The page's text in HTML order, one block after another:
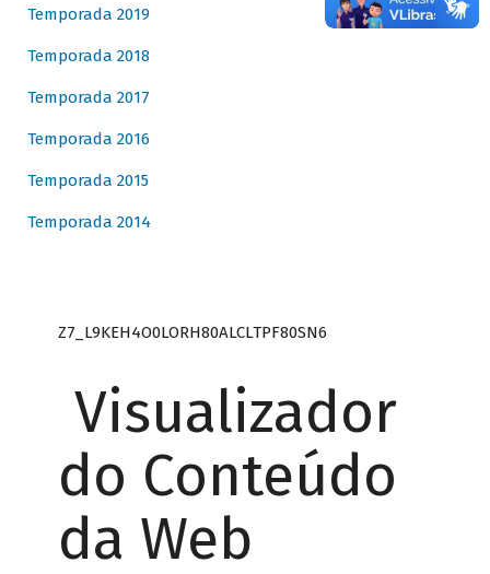
Temporada 2019
Temporada 2018
Temporada 2017
Temporada 2016
Temporada 2015
Temporada 2014
Z7_L9KEH4O0LORH80ALCLTPF80SN6
Visualizador
do Conteúdo
da Web